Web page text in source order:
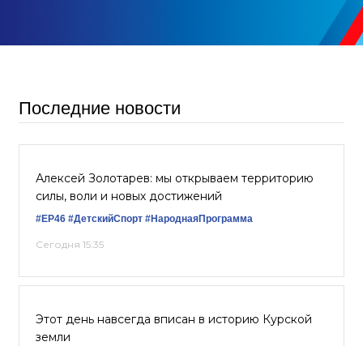
Последние новости
Алексей Золотарев: мы открываем территорию
силы, воли и новых достижений
#ЕР46 #ДетскийСпорт #НароднаяПрограмма
Сегодня 15:35
Этот день навсегда вписан в историю Курской
земли